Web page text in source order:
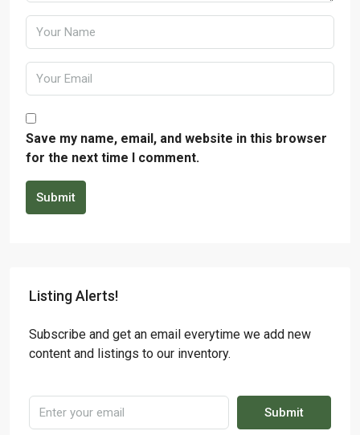
Save my name, email, and website in this browser
for the next time I comment.
Submit
Listing Alerts!
Subscribe and get an email everytime we add new
content and listings to our inventory.
Submit